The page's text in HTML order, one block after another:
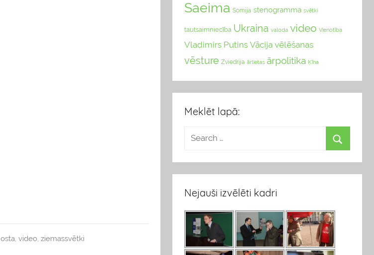
osta, video, ziemassvētki
Saeima Somija stenogramma svētki
tautsaimniecība Ukraina valoda video Vienotība
Vladimirs Putins Vācija vēlēšanas
vēsture Zviedrija ārlietas ārpolitika Ķīna
Meklēt lapā:
Nejauši izvēlēti kadri